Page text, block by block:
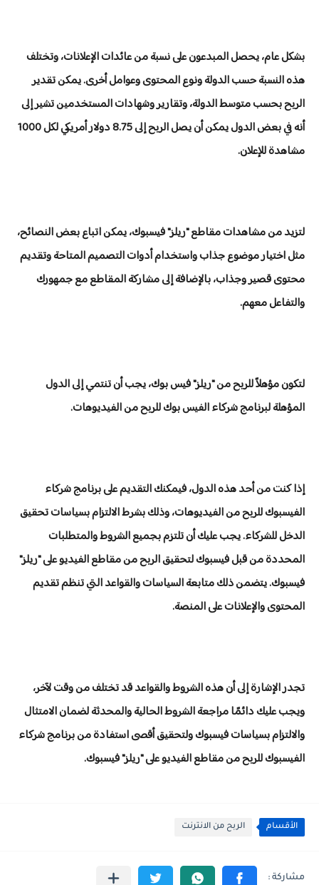
بشكل عام، يحصل المبدعون على نسبة من عائدات الإعلانات، وتختلف
هذه النسبة حسب الدولة ونوع المحتوى وعوامل أخرى. يمكن تقدير
الربح بحسب متوسط الدولة، وتقارير وشهادات المستخدمين تشير إلى
أنه في بعض الدول يمكن أن يصل الربح إلى 8.75 دولار أمريكي لكل 1000
مشاهدة للإعلان.
لتزيد من مشاهدات مقاطع "ريلز" فيسبوك، يمكن اتباع بعض النصائح،
مثل اختيار موضوع جذاب واستخدام أدوات التصميم المتاحة وتقديم
محتوى قصير وجذاب، بالإضافة إلى مشاركة المقاطع مع جمهورك
والتفاعل معهم.
لتكون مؤهلاً للربح من "ريلز" فيس بوك، يجب أن تنتمي إلى الدول
المؤهلة لبرنامج شركاء الفيس بوك للربح من الفيديوهات.
إذا كنت من أحد هذه الدول، فيمكنك التقديم على برنامج شركاء
الفيسبوك للربح من الفيديوهات، وذلك بشرط الالتزام بسياسات تحقيق
الدخل للشركاء. يجب عليك أن تلتزم بجميع الشروط والمتطلبات
المحددة من قبل فيسبوك لتحقيق الربح من مقاطع الفيديو على "ريلز"
فيسبوك. يتضمن ذلك متابعة السياسات والقواعد التي تنظم تقديم
المحتوى والإعلانات على المنصة.
تجدر الإشارة إلى أن هذه الشروط والقواعد قد تختلف من وقت لآخر،
ويجب عليك دائمًا مراجعة الشروط الحالية والمحدثة لضمان الامتثال
والالتزام بسياسات فيسبوك ولتحقيق أقصى استفادة من برنامج شركاء
الفيسبوك للربح من مقاطع الفيديو على "ريلز" فيسبوك.
الأقسام الربح من الانترنت